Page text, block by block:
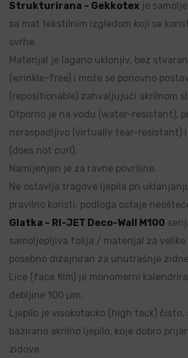
Strukturirana – Gekkotex je
sa mat tekstilnim izgledom koji se
svrhe.
Materijal je lagano uklonjiv, bez
(wrinkle-free) i može se ponovno
(repositionable) zahvaljujući akrilnom
Otporno je na vodu (water-resistant),
neraspadljivo (virtually tear-resistant) i
(does not curl).
Namijenjen je za ravne površine.
Ne ostavlja tragove ljepila pri
pravilno koristi, podloga ostaje
Glatka – RI-JET Deco-Wall M100
samoljepljiva folija / materijal za
posebno dizajniran za unutrašnje
Lice (face film) je monomerni
debljine 100 µm.
Ljepilo je visokotacko (high tack)
bazirano akrilno ljepilo, koje dobro
zidove.